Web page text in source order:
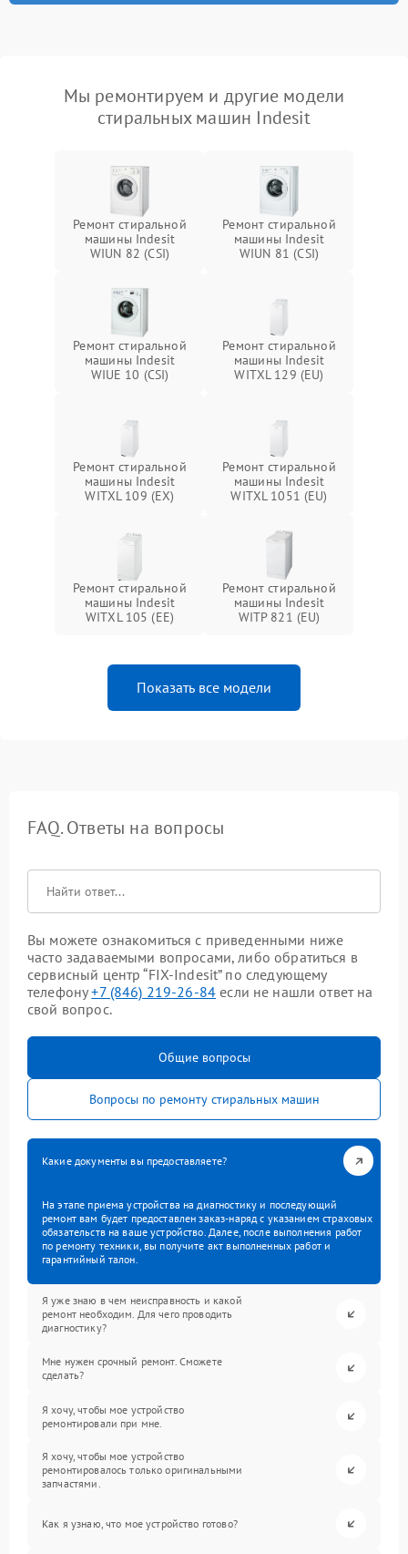
Мы ремонтируем и другие модели
стиральных машин Indesit
Ремонт стиральной
машины Indesit
WIUN 82 (CSI)
Ремонт стиральной
машины Indesit
WIUN 81 (CSI)
Ремонт стиральной
машины Indesit
WIUE 10 (CSI)
Ремонт стиральной
машины Indesit
WITXL 129 (EU)
Ремонт стиральной
машины Indesit
WITXL 109 (EX)
Ремонт стиральной
машины Indesit
WITXL 1051 (EU)
Ремонт стиральной
машины Indesit
WITXL 105 (EE)
Ремонт стиральной
машины Indesit
WITP 821 (EU)
Показать все модели
FAQ. Ответы на вопросы
Вы можете ознакомиться с приведенными ниже
часто задаваемыми вопросами, либо обратиться в
сервисный центр “FIX-Indesit” по следующему
телефону+7 (846) 219-26-84 если не нашли ответ на
свой вопрос.
Общие вопросы
Вопросы по ремонту стиральных машин
Какие документы вы предоставляете?
На этапе приема устройства на диагностику и последующий
ремонт вам будет предоставлен заказ-наряд с указанием страховых
обязательств на ваше устройство. Далее, после выполнения работ
по ремонту техники, вы получите акт выполненных работ и
гарантийный талон.
Я уже знаю в чем неисправность и какой
ремонт необходим. Для чего проводить
диагностику?
Мне нужен срочный ремонт. Сможете
сделать?
Я хочу, чтобы мое устройство
ремонтировали при мне.
Я хочу, чтобы мое устройство
ремонтировалось только оригинальными
запчастями.
Как я узнаю, что мое устройство готово?